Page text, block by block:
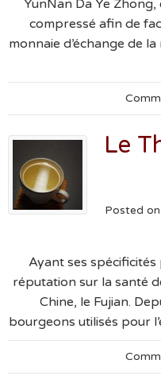
YunNan Da Ye
compressé afin de
monnaie d’échange de
Le
Posted on
Ayant ses
réputation sur la santé
Chine, le Fujian.
bourgeons utilisés pour